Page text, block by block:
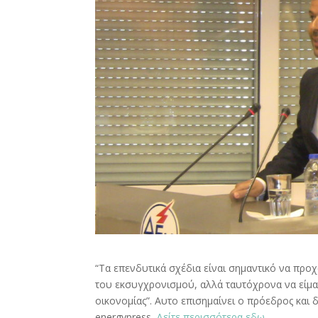
“Τα επενδυτικά σχέδια είναι σημαντικό να
του εκσυγχρονισμού, αλλά ταυτόχρονα να
οικονομίας”. Αυτο επισημαίνει ο πρόεδρος